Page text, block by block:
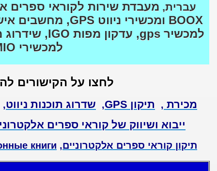
עברית,
למכשירי MIO
לחצו על הקישורים
מכירת , תיקון GPS , שדרוג תוכנות ניווט
ייבוא ושיווק של קוראי ספרים
תיקון קוראי ספרים אלקטרוניים,
книги